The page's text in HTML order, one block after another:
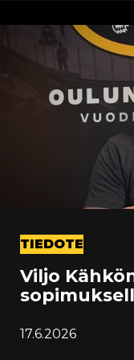
TIEDOTE
Viljo
17.6.2026